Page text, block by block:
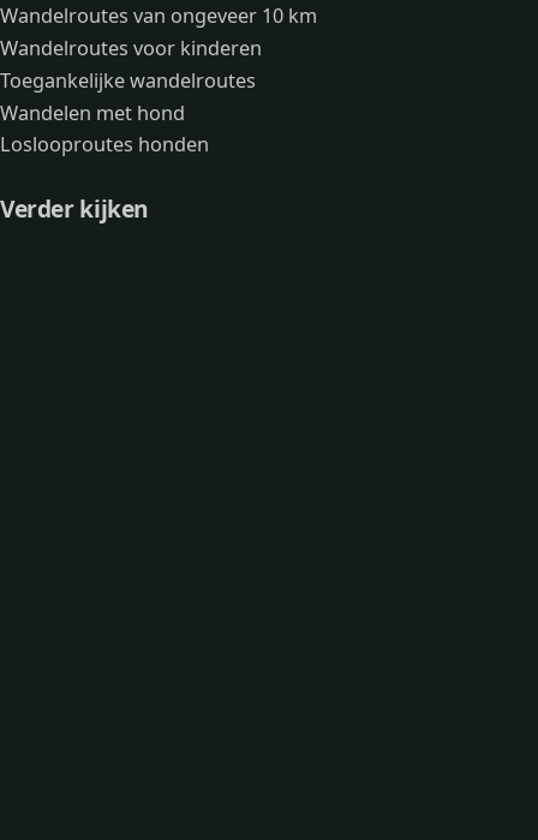
Wandelroutes van ongeveer 10 km
Wandelroutes voor kinderen
Toegankelijke wandelroutes
Wandelen met hond
Loslooproutes honden
Verder kijken